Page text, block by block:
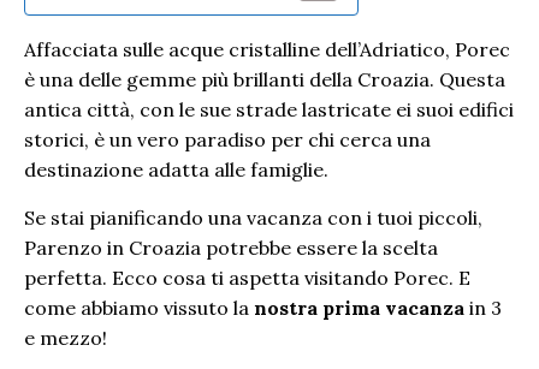
Affacciata sulle acque cristalline dell’Adriatico, Porec
è una delle gemme più brillanti della Croazia. Questa
antica città, con le sue strade lastricate ei suoi edifici
storici, è un vero paradiso per chi cerca una
destinazione adatta alle famiglie.
Se stai pianificando una vacanza con i tuoi piccoli,
Parenzo in Croazia potrebbe essere la scelta
perfetta. Ecco cosa ti aspetta visitando Porec. E
come abbiamo vissuto la nostra prima vacanza in 3
e mezzo!